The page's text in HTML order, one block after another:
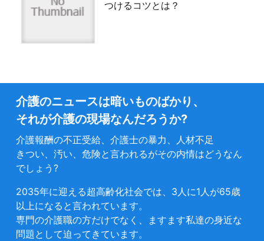
つけるコツとは？
介護のニュースは暗いものばかり、
それが介護の現場なんだろうか?
介護報酬の不正受給、介護士の暴力、人材不足
きつい、汚い、危険と言われるがその内情はどうなん
でしょう?
2035年に迎える超高齢化社会では、3人に1人が65歳
以上になると言われています。
専門の介護職の方だけでなく、ますます私達の身近な
問題として迫ってきています。